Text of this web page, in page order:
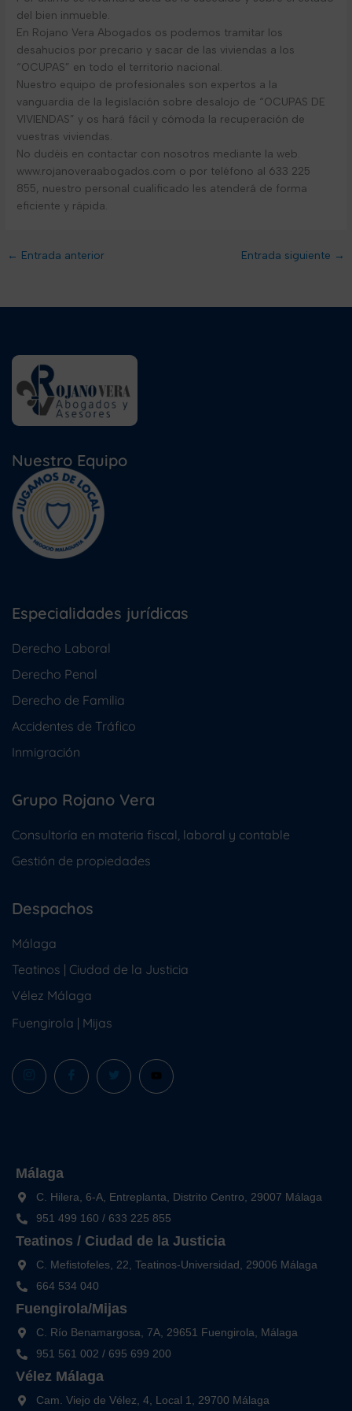
del bien inmueble.
En Rojano Vera Abogados os podemos tramitar los
desahucios por precario y sacar de las viviendas a los
“OCUPAS” en todo el territorio nacional.
Nuestro equipo de profesionales son expertos a la
vanguardia de la legislación sobre desalojo de “OCUPAS DE
VIVIENDAS” y os hará fácil y cómoda la recuperación de
vuestras viviendas.
No dudéis en contactar con nosotros mediante la web.
www.rojanoveraabogados.com o por teléfono al 633 225
855, nuestro personal cualificado les atenderá de forma
eficiente y rápida.
← Entrada anterior Entrada siguiente →
Nuestro Equipo
Especialidades jurídicas
Derecho Laboral
Derecho Penal
Derecho de Familia
Accidentes de Tráfico
Inmigración
Grupo Rojano Vera
Consultoría en materia fiscal, laboral y contable
Gestión de propiedades
Despachos
Málaga
Teatinos | Ciudad de la Justicia
Vélez Málaga
Fuengirola | Mijas
Málaga
C. Hilera, 6-A, Entreplanta, Distrito Centro, 29007 Málaga
951 499 160 / 633 225 855
Teatinos / Ciudad de la Justicia
C. Mefistofeles, 22, Teatinos-Universidad, 29006 Málaga
664 534 040
Fuengirola/Mijas
C. Río Benamargosa, 7A, 29651 Fuengirola, Málaga
951 561 002 / 695 699 200
Vélez Málaga
Cam. Viejo de Vélez, 4, Local 1, 29700 Málaga